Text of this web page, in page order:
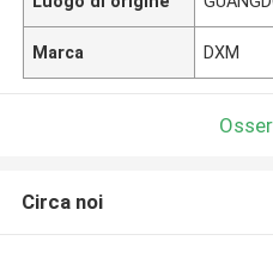
Marca DXM
Circa noi